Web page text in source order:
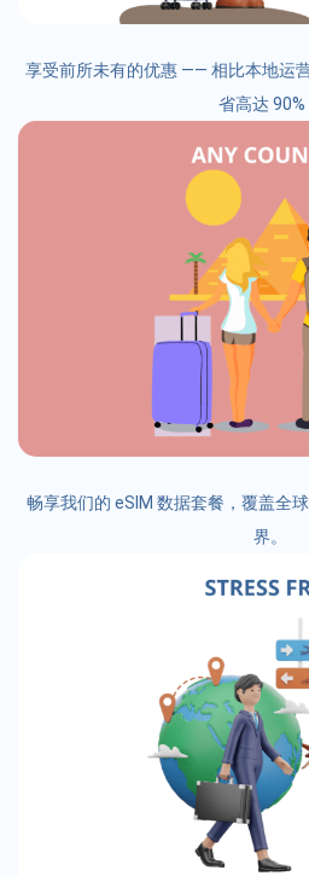
享受前所未有的优惠 —— 相比本地运
省高达 90%
畅享我们的 eSIM 数据套餐，覆盖全
界。